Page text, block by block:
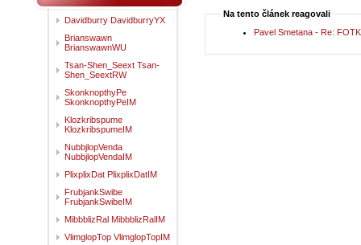
Na tento článek reagovali
Pavel Smetana - Re:
Davidburry DavidburryYX
Brianswawn
BrianswawnWU
Tsan-Shen_Seext Tsan-
Shen_SeextRW
SkonknopthyPe
SkonknopthyPeIM
Klozkribspume
KlozkribspumeIM
NubbjlopVenda
NubbjlopVendaIM
PlixplixDat PlixplixDatIM
FrubjankSwibe
FrubjankSwibeIM
MibbblizRal MibbblizRalIM
VlimglopTop VlimglopTopIM